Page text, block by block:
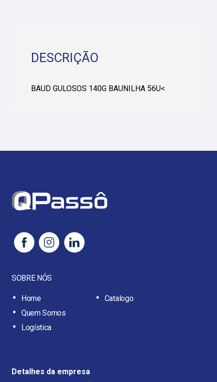
DESCRIÇÃO
BAUD GULOSOS 140G BAUNILHA 56U<
SOBRE NÓS
Home
Quem Somos
Logística
Catalogo
Detalhes da empresa